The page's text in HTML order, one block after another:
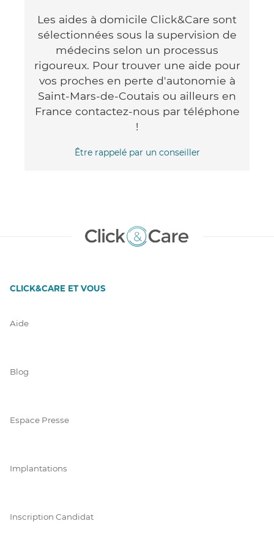
Les aides à domicile Click&Care sont
sélectionnées sous la supervision de
médecins selon un processus
rigoureux. Pour trouver une aide pour
vos proches en perte d'autonomie à
Saint-Mars-de-Coutais ou ailleurs en
France contactez-nous par téléphone
!
Être rappelé par un conseiller
CLICK&CARE ET VOUS
Aide
Blog
Espace Presse
Implantations
Inscription Candidat